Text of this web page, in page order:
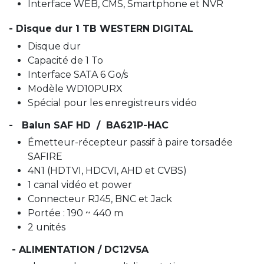
Interface WEB, CMS, Smartphone et NVR
- Disque dur 1 TB WESTERN DIGITAL
Disque dur
Capacité de 1 To
Interface SATA 6 Go/s
Modèle WD10PURX
Spécial pour les enregistreurs vidéo
- Balun SAF HD / BA621P-HAC
Émetteur-récepteur passif à paire torsadée
SAFIRE
4N1 (HDTVI, HDCVI, AHD et CVBS)
1 canal vidéo et power
Connecteur RJ45, BNC et Jack
Portée : 190 ~ 440 m
2 unités
- ALIMENTATION / DC12V5A